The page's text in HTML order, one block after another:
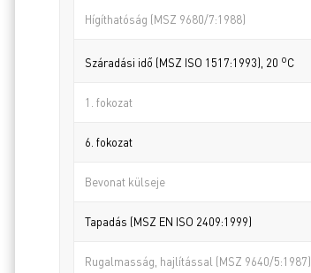
Hígíthatóság (MSZ 9680/7:1988)
Száradási idő (MSZ ISO 1517:1993), 20 oC
1. fokozat
6. fokozat
Bevonat külseje
Tapadás (MSZ EN ISO 2409:1999)
Rugalmasság, hajlítással (MSZ 9640/5:1987)